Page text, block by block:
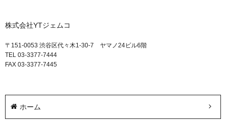
株式会社YTジェムコ
〒151-0053 渋谷区代々木1-30-7 ヤマノ24ビル6階
TEL 03-3377-7444
FAX 03-3377-7445
ホーム